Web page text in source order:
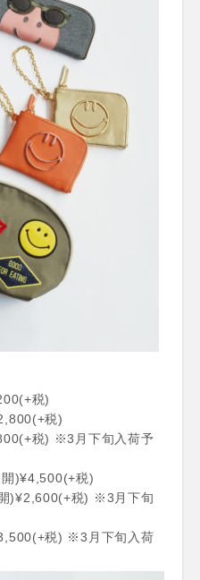
税)
税)
税) ※3月下旬入荷予
)¥4,500(+税)
)¥2,600(+税) ※3月下旬
税) ※3月下旬入荷